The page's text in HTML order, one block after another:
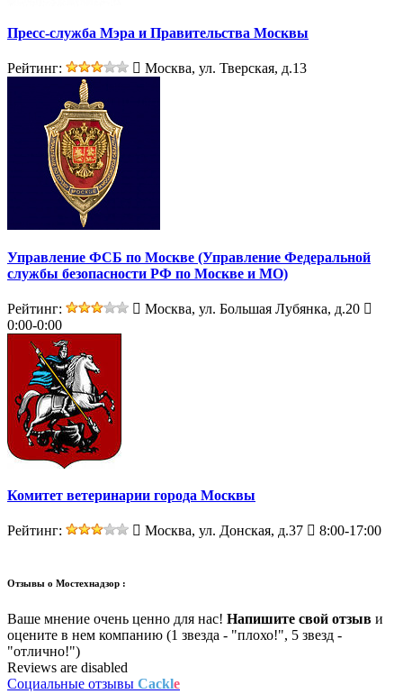
Пресс-служба Мэра и Правительства Москвы
Рейтинг: Москва, ул. Тверская, д.13
Управление ФСБ по Москве (Управление Федеральной
службы безопасности РФ по Москве и МО)
Рейтинг:
Москва, ул. Большая Лубянка, д.20
0:00-0:00
Комитет ветеринарии города Москвы
Рейтинг: Москва, ул. Донская, д.37 8:00-17:00
Отзывы о Мостехнадзор :
Ваше мнение очень ценно для нас! Напишите свой отзыв и
оцените в нем компанию (1 звезда - "плохо!", 5 звезд -
"отлично!")
Reviews are disabled
Социальные отзывы Cackle